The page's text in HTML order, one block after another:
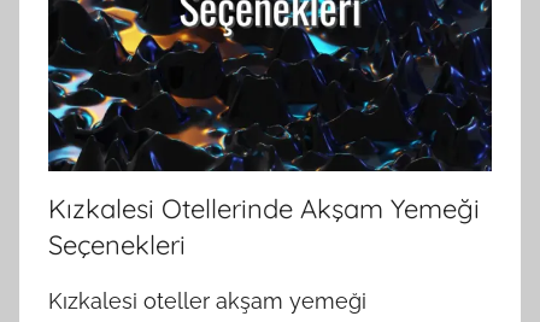
Kızkalesi Otellerinde Akşam Yemeği
Seçenekleri
Kızkalesi oteller akşam yemeği